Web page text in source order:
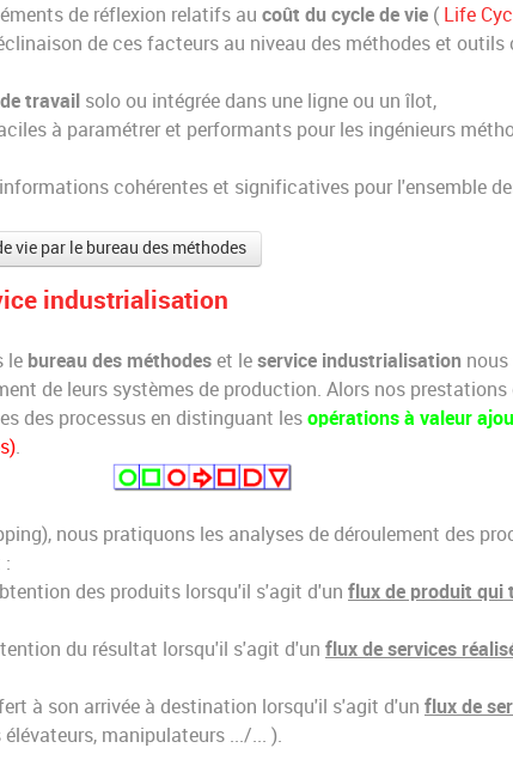
de réflexion relatifs au coût du cycle de vie ( Life
de ces facteurs au niveau des méthodes et outils
travail solo ou intégrée dans une ligne ou un îlot,
à paramétrer et performants pour les ingénieurs
cohérentes et significatives pour l'ensemble
vie par le bureau des méthodes
industrialisation
le bureau des méthodes et le service industrialisation
de leurs systèmes de production. Alors nos
des processus en distinguant les opérations à valeur
.
nous pratiquons les analyses de déroulement des
:
des produits lorsqu'il s'agit d'un flux de produit qui
du résultat lorsqu'il s'agit d'un flux de services
à son arrivée à destination lorsqu'il s'agit d'un flux de
manipulateurs .../... ).